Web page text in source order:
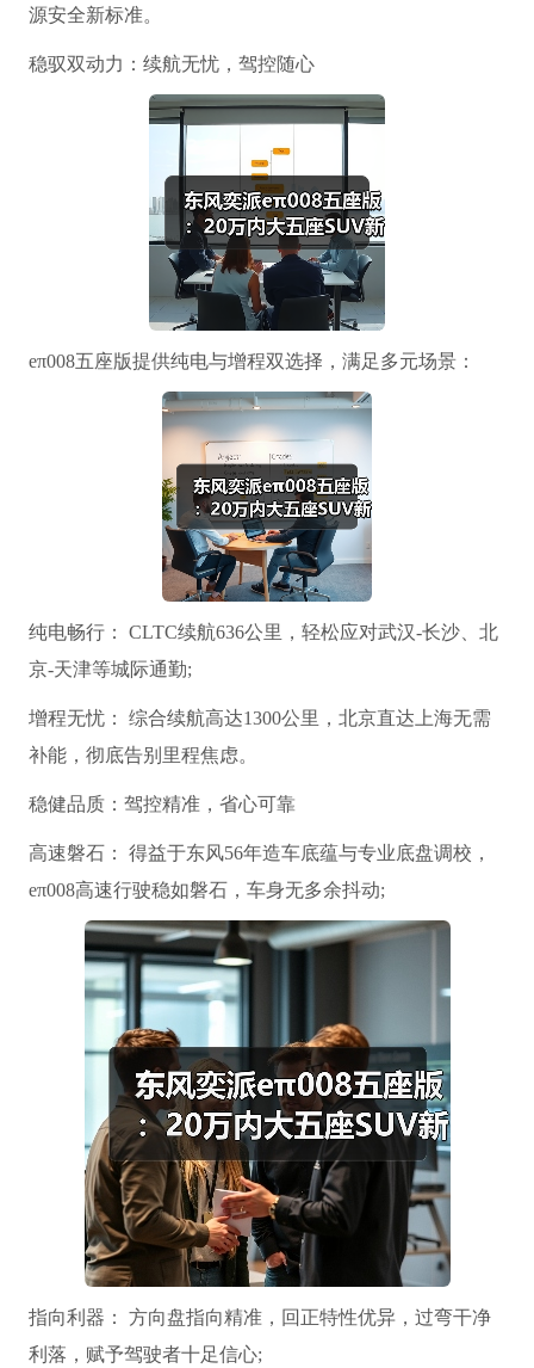
源安全新标准。
稳驭双动力：续航无忧，驾控随心
eπ008五座版提供纯电与增程双选择，满足多元场景：
纯电畅行： CLTC续航636公里，轻松应对武汉-长沙、北
京-天津等城际通勤;
增程无忧： 综合续航高达1300公里，北京直达上海无需
补能，彻底告别里程焦虑。
稳健品质：驾控精准，省心可靠
高速磐石： 得益于东风56年造车底蕴与专业底盘调校，
eπ008高速行驶稳如磐石，车身无多余抖动;
指向利器： 方向盘指向精准，回正特性优异，过弯干净
利落，赋予驾驶者十足信心;